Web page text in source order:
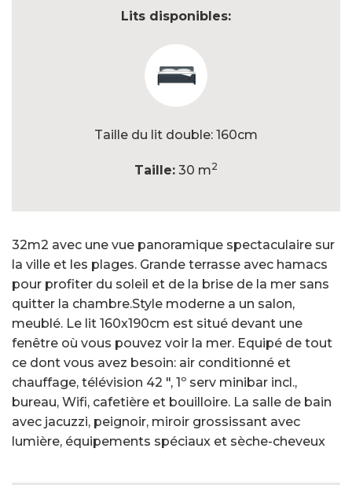
Lits disponibles:
Taille du lit double: 160cm
Taille: 30 m2
32m2 avec une vue panoramique spectaculaire sur
la ville et les plages. Grande terrasse avec hamacs
pour profiter du soleil et de la brise de la mer sans
quitter la chambre.Style moderne a un salon,
meublé. Le lit 160x190cm est situé devant une
fenêtre où vous pouvez voir la mer. Equipé de tout
ce dont vous avez besoin: air conditionné et
chauffage, télévision 42 ", 1º serv minibar incl.,
bureau, Wifi, cafetière et bouilloire. La salle de bain
avec jacuzzi, peignoir, miroir grossissant avec
lumière, équipements spéciaux et sèche-cheveux